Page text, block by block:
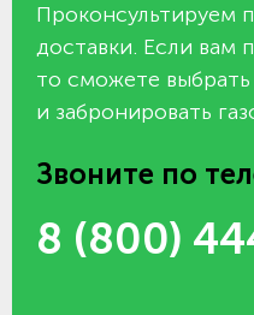
Проконсультируем
доставки. Если вам
то сможете
и забронировать
Звоните по
8 (800)